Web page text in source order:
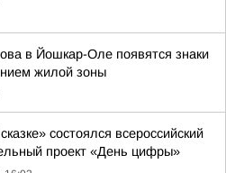
в Йошкар-Оле появятся знаки
жилой зоны
состоялся всероссийский
проект «День цифры»